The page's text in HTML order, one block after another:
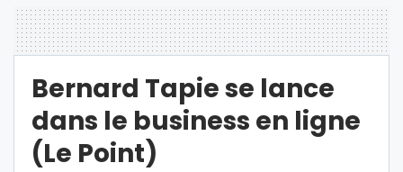
Bernard Tapie se lance
dans le business en ligne
(Le Point)